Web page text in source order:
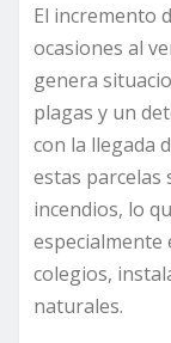
El incremento
ocasiones al
genera
plagas y un
con la llegada
estas parcelas
incendios, lo
especialmente
colegios,
naturales.